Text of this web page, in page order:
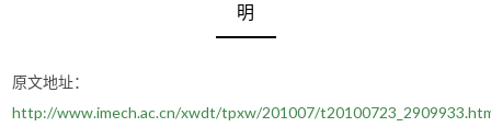
明
原文地址：
http://www.imech.ac.cn/xwdt/tpxw/201007/